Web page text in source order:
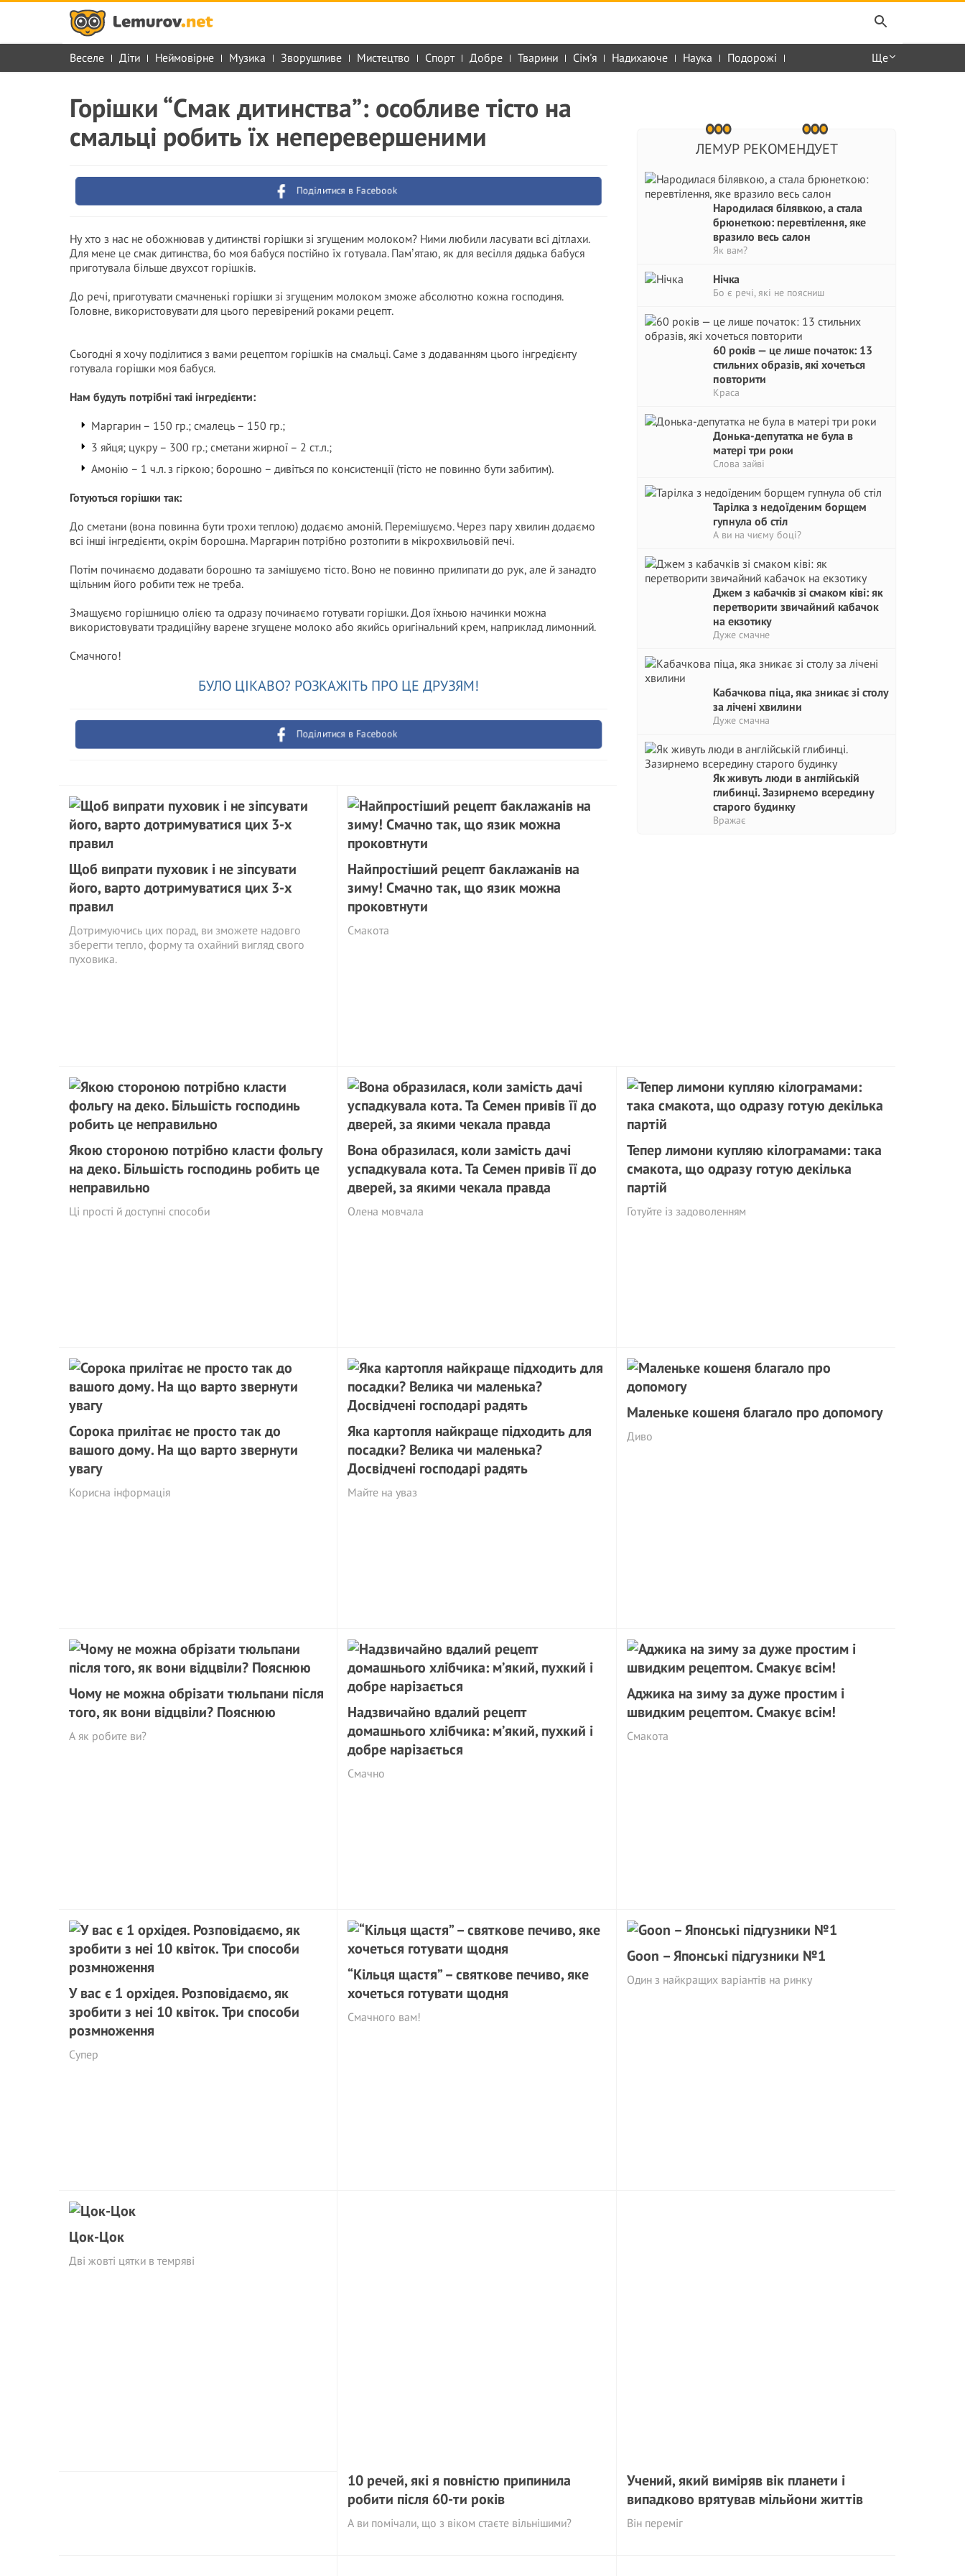
Веселе Діти Неймовірне Музика Зворушливе Мистецтво Спорт Добре Тварини Сім'я Надихаюче Наука Подорожі Ще
ЛЕМУР РЕКОМЕНДУЕТ
Народилася білявкою, а стала
брюнеткою: перевтілення, яке
вразило весь салон
Як вам?
Нічка
Бо є речі, які не поясниш
60 років — це лише початок: 13
стильних образів, які хочеться
повторити
Краса
Донька-депутатка не була в
матері три роки
Слова зайві
Тарілка з недоїденим борщем
гупнула об стіл
А ви на чиєму боці?
Джем з кабачків зі смаком ківі: як
перетворити звичайний кабачок
на екзотику
Дуже смачне
Кабачкова піца, яка зникає зі столу
за лічені хвилини
Дуже смачна
Як живуть люди в англійській
глибинці. Зазирнемо всередину
старого будинку
Вражає
Горішки “Смак дитинства”: особливе тісто на
смальці робить їх неперевершеними
Поділитися в Facebook
Ну хто з нас не обожнював у дитинстві горішки зі згущеним молоком? Ними любили ласувати всі дітлахи.
Для мене це смак дитинства, бо моя бабуся постійно їх готувала. Памʼятаю, як для весілля дядька бабуся
приготувала більше двухсот горішків.
До речі, приготувати смачненькі горішки зі згущеним молоком зможе абсолютно кожна господиня.
Головне, використовувати для цього перевірений роками рецепт.
Сьогодні я хочу поділитися з вами рецептом горішків на смальці. Саме з додаванням цього інгредієнту
готувала горішки моя бабуся.
Нам будуть потрібні такі інгредієнти:
Маргарин – 150 гр.; смалець – 150 гр.;
3 яйця; цукру – 300 гр.; сметани жирної – 2 ст.л.;
Амонію – 1 ч.л. з гіркою; борошно – дивіться по консистенції (тісто не повинно бути забитим).
Готуються горішки так:
До сметани (вона повинна бути трохи теплою) додаємо амоній. Перемішуємо. Через пару хвилин додаємо
всі інші інгредієнти, окрім борошна. Маргарин потрібно розтопити в мікрохвильовій печі.
Потім починаємо додавати борошно та замішуємо тісто. Воно не повинно прилипати до рук, але й занадто
щільним його робити теж не треба.
Змащуємо горішницю олією та одразу починаємо готувати горішки. Доя їхньою начинки можна
використовувати традиційну варене згущене молоко або якийсь оригінальний крем, наприклад лимонний.
Смачного!
БУЛО ЦІКАВО? РОЗКАЖІТЬ ПРО ЦЕ ДРУЗЯМ!
Поділитися в Facebook
Щоб випрати пуховик і не зіпсувати
його, варто дотримуватися цих 3-х
правил
Дотримуючись цих порад, ви зможете надовго
зберегти тепло, форму та охайний вигляд свого
пуховика.
Найпростіший рецепт баклажанів на
зиму! Смачно так, що язик можна
проковтнути
Смакота
Якою стороною потрібно класти фольгу
на деко. Більшість господинь робить це
неправильно
Ці прості й доступні способи
Вона образилася, коли замість дачі
успадкувала кота. Та Семен привів її до
дверей, за якими чекала правда
Олена мовчала
Тепер лимони купляю кілограмами: така
смакота, що одразу готую декілька
партій
Готуйте із задоволенням
Сорока прилітає не просто так до
вашого дому. На що варто звернути
увагу
Корисна інформація
Яка картопля найкраще підходить для
посадки? Велика чи маленька?
Досвідчені господарі радять
Майте на уваз
Маленьке кошеня благало про допомогу
Диво
Чому не можна обрізати тюльпани після
того, як вони відцвіли? Пояснюю
А як робите ви?
Надзвичайно вдалий рецепт
домашнього хлібчика: м’який, пухкий і
добре нарізається
Смачно
Аджика на зиму за дуже простим і
швидким рецептом. Смакує всім!
Смакота
У вас є 1 орхідея. Розповідаємо, як
зробити з неі 10 квіток. Три способи
розмноження
Супер
“Кільця щастя” – святкове печиво, яке
хочеться готувати щодня
Смачного вам!
Goon – Японські підгузники №1
Один з найкращих варіантів на ринку
Цок-Цок
Дві жовті цятки в темряві
10 речей, які я повністю припинила
робити після 60-ти років
А ви помічали, що з віком стаєте вільнішими?
Учений, який виміряв вік планети і
випадково врятував мільйони життів
Він переміг